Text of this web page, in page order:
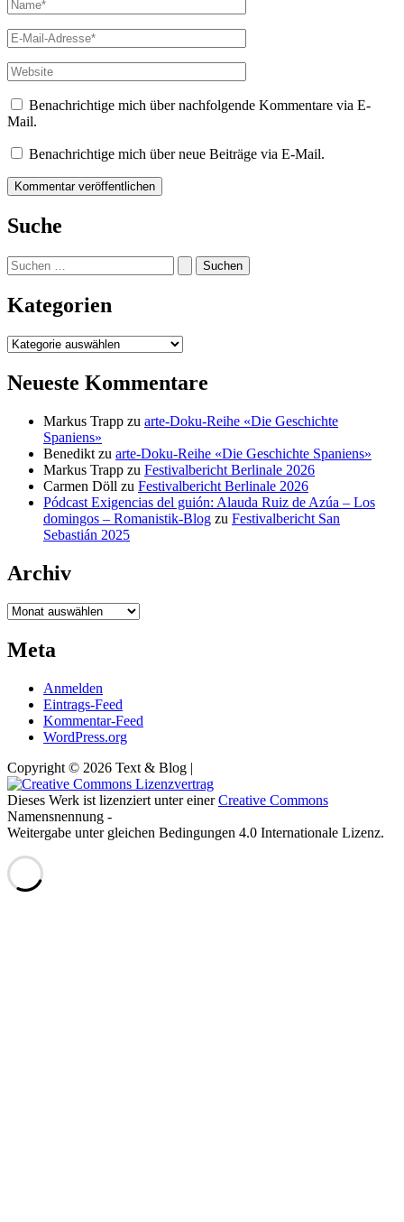
E-
Mail-
Adresse*
Website
Benachrichtige mich über nachfolgende Kommentare via E-
Mail.
Benachrichtige mich über neue Beiträge via E-Mail.
Suche
Suchen
nach:
Kategorien
Kategorien
Neueste Kommentare
Markus Trapp zu arte-Doku-Reihe «Die Geschichte
Spaniens»
Benedikt zu arte-Doku-Reihe «Die Geschichte Spaniens»
Markus Trapp zu Festivalbericht Berlinale 2026
Carmen Döll zu Festivalbericht Berlinale 2026
Pódcast Exigencias del guión: Alauda Ruiz de Azúa – Los
domingos – Romanistik-Blog zu Festivalbericht San
Sebastián 2025
Archiv
Archiv
Meta
Anmelden
Eintrags-Feed
Kommentar-Feed
WordPress.org
Copyright © 2026 Text & Blog |
Dieses Werk ist lizenziert unter einerCreative Commons
Namensnennung -
Weitergabe unter gleichen Bedingungen 4.0 Internationale Lizenz.